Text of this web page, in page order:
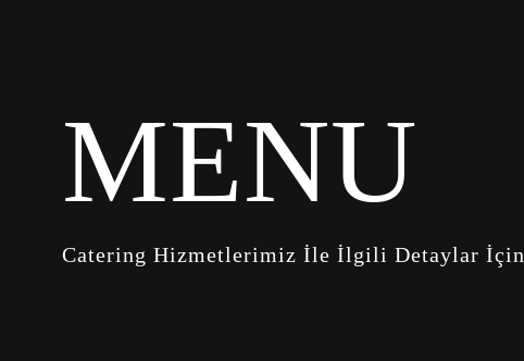
MENU
Catering Hizmetlerimiz İle İlgili Detaylar